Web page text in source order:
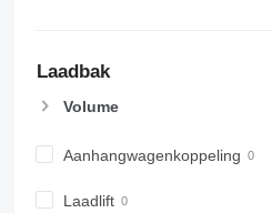
Laadbak
Volume
Aanhangwagenkoppeling
Laadlift